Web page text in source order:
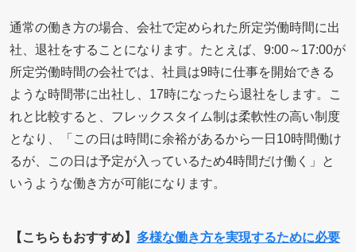
通常の働き方の場合、会社で定められた所定労働時間に出
社、退社をすることになります。たとえば、9:00～17:00が
所定労働時間の会社では、社員は9時に仕事を開始できる
ような時間帯に出社し、17時になったら退社をします。こ
れと比較すると、フレックスタイム制は柔軟性の高い制度
となり、「この日は時間に余裕があるから一日10時間働け
るが、この日は予定が入っているため4時間だけ働く」と
いうような働き方が可能になります。
【こちらもおすすめ】 多様な働き方を実現するために必要